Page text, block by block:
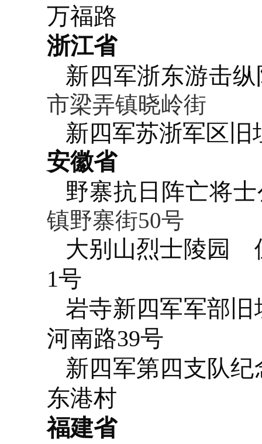
万福路
浙江省
新四军浙东游击
市梁弄镇晓岭街
新四军苏浙军区旧
安徽省
野寨抗日阵亡将
镇野寨街50号
大别山烈士陵园
1号
岩寺新四军军部旧
河南路39号
新四军第四支队纪
东港村
福建省